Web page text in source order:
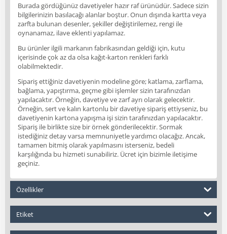
Burada gördüğünüz davetiyeler hazır raf ürünüdür. Sadece sizin
bilgilerinizin basılacağı alanlar boştur. Onun dışında kartta veya
zarfta bulunan desenler, şekiller değiştirilemez, rengi ile
oynanamaz, ilave eklenti yapılamaz.
Bu ürünler ilgili markanın fabrikasından geldiği için, kutu
içerisinde çok az da olsa kağıt-karton renkleri farklı
olabilmektedir.
Sipariş ettiğiniz davetiyenin modeline göre; katlama, zarflama,
bağlama, yapıştırma, geçme gibi işlemler sizin tarafınızdan
yapılacaktır. Örneğin, davetiye ve zarf ayrı olarak gelecektir.
Örneğin, sert ve kalın kartonlu bir davetiye sipariş ettiyseniz, bu
davetiyenin kartona yapışma işi sizin tarafınızdan yapılacaktır.
Sipariş ile birlikte size bir örnek gönderilecektir. Sormak
istediğiniz detay varsa memnuniyetle yardımcı olacağız. Ancak,
tamamen bitmiş olarak yapılmasını isterseniz, bedeli
karşılığında bu hizmeti sunabiliriz. Ücret için bizimle iletişime
geçiniz.
Özellikler
Etiket